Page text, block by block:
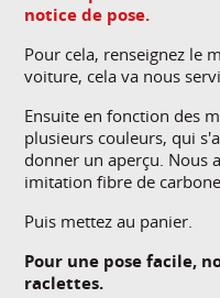
notice de pose.
Pour cela, renseignez le
voiture, cela va nous
Ensuite en fonction des
plusieurs couleurs, qui
donner un aperçu. Nous
imitation fibre de
Puis mettez au panier.
Pour une pose facile,
raclettes.